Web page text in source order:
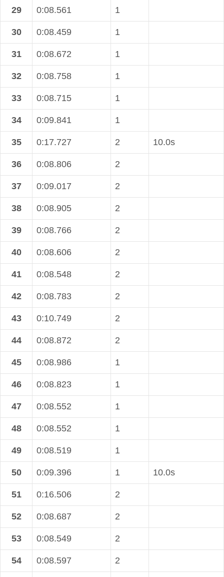
29 0:08.561 1
30 0:08.459 1
31 0:08.672 1
32 0:08.758 1
33 0:08.715 1
34 0:09.841 1
35 0:17.727 2 10.0s
36 0:08.806 2
37 0:09.017 2
38 0:08.905 2
39 0:08.766 2
40 0:08.606 2
41 0:08.548 2
42 0:08.783 2
43 0:10.749 2
44 0:08.872 2
45 0:08.986 1
46 0:08.823 1
47 0:08.552 1
48 0:08.552 1
49 0:08.519 1
50 0:09.396 1 10.0s
51 0:16.506 2
52 0:08.687 2
53 0:08.549 2
54 0:08.597 2